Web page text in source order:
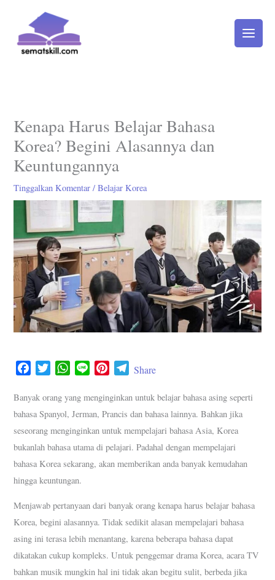
konten
Kenapa Harus Belajar Bahasa
Korea? Begini Alasannya dan
Keuntungannya
Tinggalkan Komentar /Belajar Korea
c
e
b
o
k
i
t
t
W
a
t
s
p
n
e
n
t
e
s
T
l
e
g
r
m
Share
Banyak orang yang menginginkan untuk belajar bahasa asing seperti
bahasa Spanyol, Jerman, Prancis dan bahasa lainnya. Bahkan jika
seseorang menginginkan untuk mempelajari bahasa Asia, Korea
bukanlah bahasa utama di pelajari. Padahal dengan mempelajari
bahasa Korea sekarang, akan memberikan anda banyak kemudahan
hingga keuntungan.
Menjawab pertanyaan dari banyak orang kenapa harus belajar bahasa
Korea, begini alasannya. Tidak sedikit alasan mempelajari bahasa
asing ini terasa lebih menantang, karena beberapa bahasa dapat
dikatakan cukup kompleks. Untuk penggemar drama Korea, acara TV
bahkan musik mungkin hal ini tidak akan begitu sulit, berbeda jika